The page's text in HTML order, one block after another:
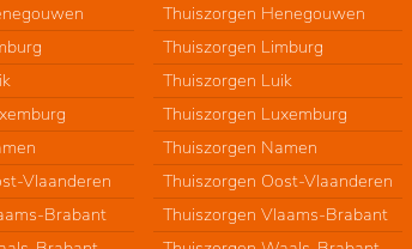
Vlaanderen
Brabant
Thuiszorgen Henegouwen
Thuiszorgen Limburg
Thuiszorgen Luik
Thuiszorgen Luxemburg
Thuiszorgen Namen
Thuiszorgen Oost-Vlaanderen
Thuiszorgen Vlaams-Brabant